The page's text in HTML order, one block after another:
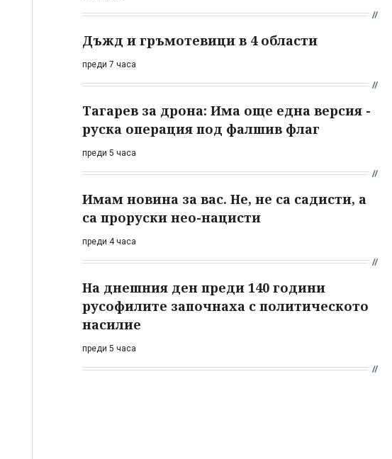
Дъжд и гръмотевици в 4 области
преди 7 часа
Тагарев за дрона: Има още една версия -
руска операция под фалшив флаг
преди 5 часа
Имам новина за вас. Не, не са садисти, а
са проруски нео-нацисти
преди 4 часа
На днешния ден преди 140 години
русофилите започнаха с политическото
насилие
преди 5 часа